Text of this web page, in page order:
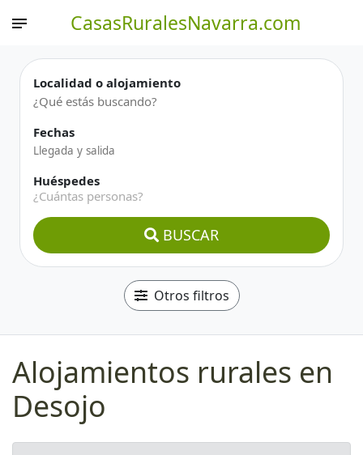
CasasRuralesNavarra.com
Localidad o alojamiento
Fechas
Huéspedes
¿Cuántas personas?
BUSCAR
Otros filtros
Alojamientos rurales en
Desojo